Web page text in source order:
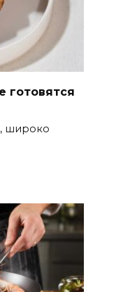
готовятся
широко